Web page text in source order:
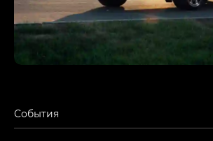
События